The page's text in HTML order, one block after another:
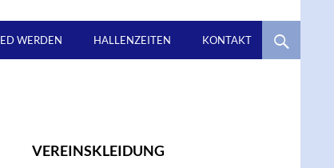
WERDEN HALLENZEITEN KONTAKT
VEREINSKLEIDUNG